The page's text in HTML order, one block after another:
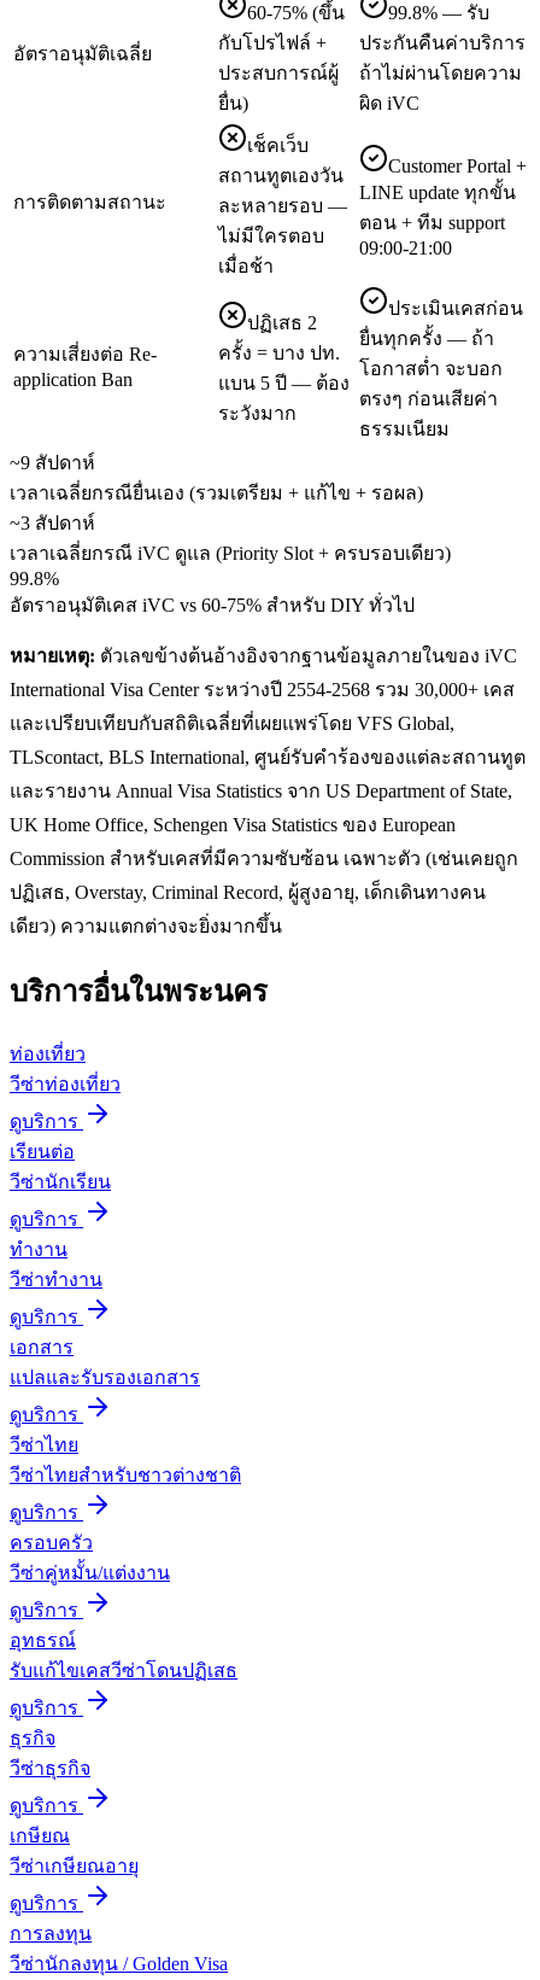
อัตราอนุมัติเฉลี่ย
60-75% (ขึ้น
กับโปรไฟล์ +
ประสบการณ์ผู้
ยื่น)
99.8% — รับ
ประกันคืนค่าบริการ
ถ้าไม่ผ่านโดยความ
ผิด iVC
การติดตามสถานะ
เช็คเว็บ
สถานทูตเองวัน
ละหลายรอบ —
ไม่มีใครตอบ
เมื่อช้า
Customer Portal +
LINE update ทุกขั้น
ตอน + ทีม support
09:00-21:00
ความเสี่ยงต่อ Re-
application Ban
ปฏิเสธ 2
ครั้ง = บาง ปท.
แบน 5 ปี — ต้อง
ระวังมาก
ประเมินเคสก่อน
ยื่นทุกครั้ง — ถ้า
โอกาสต่ำ จะบอก
ตรงๆ ก่อนเสียค่า
ธรรมเนียม
~9 สัปดาห์
เวลาเฉลี่ยกรณียื่นเอง (รวมเตรียม + แก้ไข + รอผล)
~3 สัปดาห์
เวลาเฉลี่ยกรณี iVC ดูแล (Priority Slot + ครบรอบเดียว)
99.8%
อัตราอนุมัติเคส iVC vs 60-75% สำหรับ DIY ทั่วไป
หมายเหตุ: ตัวเลขข้างต้นอ้างอิงจากฐานข้อมูลภายในของ iVC
International Visa Center ระหว่างปี 2554-2568 รวม 30,000+ เคส
และเปรียบเทียบกับสถิติเฉลี่ยที่เผยแพร่โดย VFS Global,
TLScontact, BLS International, ศูนย์รับคำร้องของแต่ละสถานทูต
และรายงาน Annual Visa Statistics จาก US Department of State,
UK Home Office, Schengen Visa Statistics ของ European
Commission สำหรับเคสที่มีความซับซ้อน เฉพาะตัว (เช่นเคยถูก
ปฏิเสธ, Overstay, Criminal Record, ผู้สูงอายุ, เด็กเดินทางคน
เดียว) ความแตกต่างจะยิ่งมากขึ้น
บริการอื่นในพระนคร
ท่องเที่ยว
วีซ่าท่องเที่ยว
ดูบริการ
เรียนต่อ
วีซ่านักเรียน
ดูบริการ
ทำงาน
วีซ่าทำงาน
ดูบริการ
เอกสาร
แปลและรับรองเอกสาร
ดูบริการ
วีซ่าไทย
วีซ่าไทยสำหรับชาวต่างชาติ
ดูบริการ
ครอบครัว
วีซ่าคู่หมั้น/แต่งงาน
ดูบริการ
อุทธรณ์
รับแก้ไขเคสวีซ่าโดนปฏิเสธ
ดูบริการ
ธุรกิจ
วีซ่าธุรกิจ
ดูบริการ
เกษียณ
วีซ่าเกษียณอายุ
ดูบริการ
การลงทุน
วีซ่านักลงทุน / Golden Visa